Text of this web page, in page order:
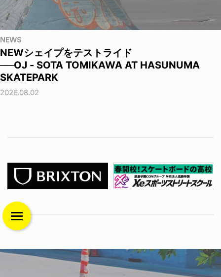
NEWS
NEWシェイプをテストライド
──OJ - SOTA TOMIKAWA AT HASUNUMA
SKATEPARK
2026.08.02